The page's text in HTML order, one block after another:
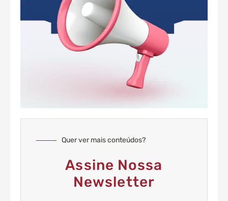
Quer ver mais conteúdos?
Assine Nossa
Newsletter